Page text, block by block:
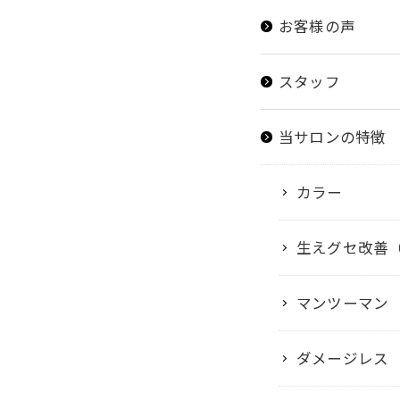
お客様の声
スタッフ
当サロンの特徴
カラー
生えグセ改善
マンツーマン
ダメージレス